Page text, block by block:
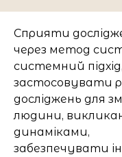
Cприяти
через метод
системний підхід,
застосовувати
досліджень для
людини,
динаміками,
забезпечувати